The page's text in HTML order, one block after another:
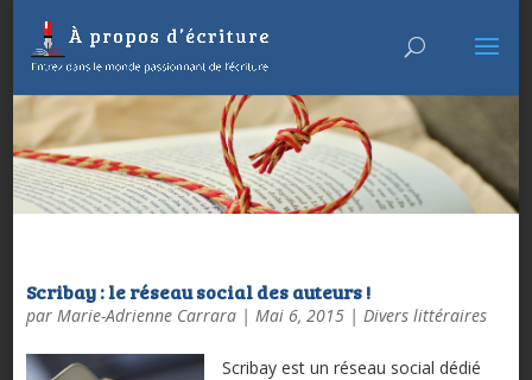
Scribay : le réseau social des auteurs !
par Marie-Adrienne Carrara| Mai 6, 2015| Divers littéraires
Scribay est un réseau social dédié